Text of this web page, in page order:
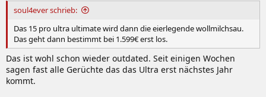
soul4ever schrieb:
Das 15 pro ultra ultimate wird dann die eierlegende wollmilchsau.
Das geht dann bestimmt bei 1.599€ erst los.
Das ist wohl schon wieder outdated. Seit einigen Wochen
sagen fast alle Gerüchte das das Ultra erst nächstes Jahr
kommt.